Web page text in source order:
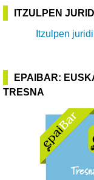
ITZULPEN
Itzulpen
EPAIBAR:
TRESNA